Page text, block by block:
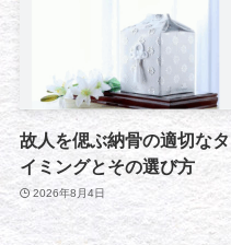
故人を偲ぶ納骨の適切なタ
イミングとその選び方
2026年8月4日